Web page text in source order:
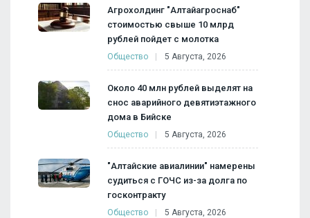
Агрохолдинг "Алтайагроснаб"
стоимостью свыше 10 млрд
рублей пойдет с молотка
Общество 5 Августа, 2026
Около 40 млн рублей выделят на
снос аварийного девятиэтажного
дома в Бийске
Общество 5 Августа, 2026
"Алтайские авиалинии" намерены
судиться с ГОЧС из-за долга по
госконтракту
Общество 5 Августа, 2026